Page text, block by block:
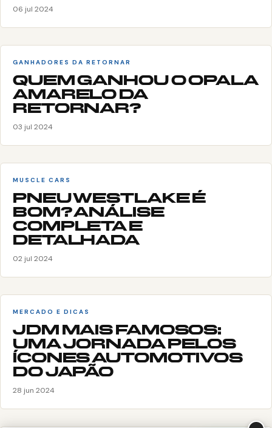
06 jul 2024
GANHADORES DA RETORNAR
QUEM GANHOU O OPALA
AMARELO DA
RETORNAR?
03 jul 2024
MUSCLE CARS
PNEU WESTLAKE É
BOM? ANÁLISE
COMPLETA E
DETALHADA
02 jul 2024
MERCADO E DICAS
JDM MAIS FAMOSOS:
UMA JORNADA PELOS
ÍCONES AUTOMOTIVOS
DO JAPÃO
28 jun 2024